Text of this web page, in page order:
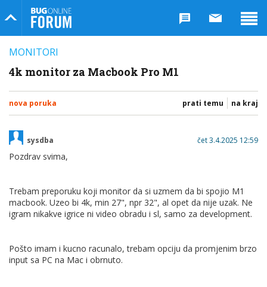
Bug Online Forum
MONITORI
4k monitor za Macbook Pro M1
nova poruka prati temu na kraj
sysdba čet 3.4.2025 12:59
Pozdrav svima,
Trebam preporuku koji monitor da si uzmem da bi spojio M1
macbook. Uzeo bi 4k, min 27", npr 32", al opet da nije uzak. Ne
igram nikakve igrice ni video obradu i sl, samo za development.
Pošto imam i kucno racunalo, trebam opciju da promjenim brzo
input sa PC na Mac i obrnuto.